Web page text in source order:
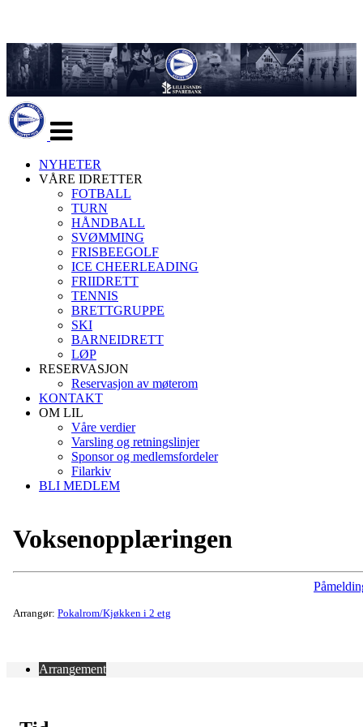
navigasjon
NYHETER
VÅRE IDRETTER
FOTBALL
TURN
HÅNDBALL
SVØMMING
FRISBEEGOLF
ICE CHEERLEADING
FRIIDRETT
TENNIS
BRETTGRUPPE
SKI
BARNEIDRETT
LØP
RESERVASJON
Reservasjon av møterom
KONTAKT
OM LIL
Våre verdier
Varsling og retningslinjer
Sponsor og medlemsfordeler
Filarkiv
BLI MEDLEM
Voksenopplæringen
Arrangør: Pokalrom/Kjøkken i 2 etg
Arrangement